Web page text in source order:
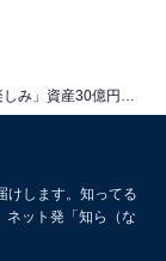
けします。知ってる
ネット発「知ら（な